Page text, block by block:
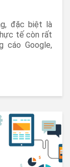
đặc biệt là
tế còn rất
cáo Google,